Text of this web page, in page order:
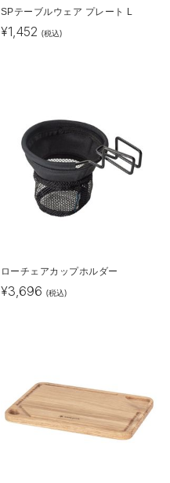
SPテーブルウェア プレート L
¥1,452 (税込)
ローチェアカップホルダー
¥3,696 (税込)